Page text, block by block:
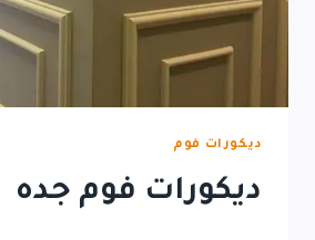
ديكورات فوم
ديكورات فوم جده